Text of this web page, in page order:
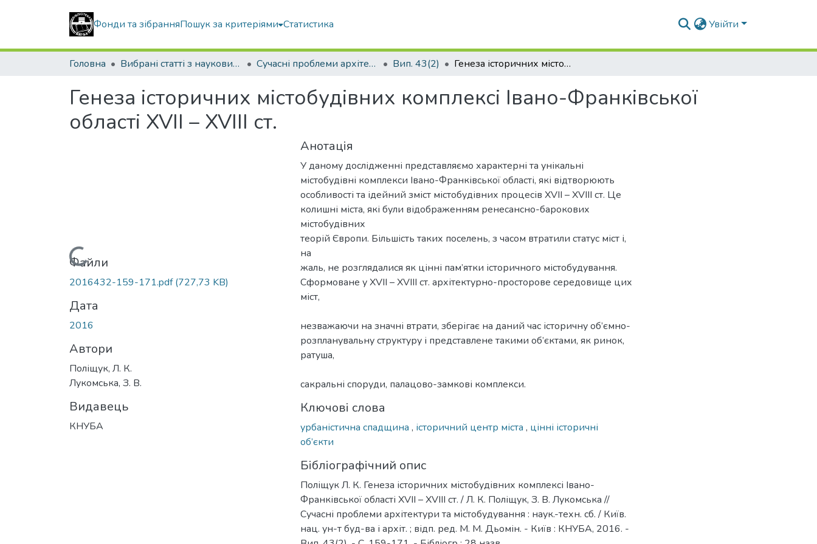
Фонди та зібранняПошук за критеріями Статистика Увійти
Головна Вибрані статті з наукових збірників КНУБА Сучасні проблеми архітектури та містобудування Вип. 43(2) Генеза історичних містобудівних комплексі Івано-Франківської області XVІІ – XVIII ст.
Генеза історичних містобудівних комплексі Івано-Франківської
області XVІІ – XVIII ст.
Вантажиться...
Файли
2016432-159-171.pdf(727,73 KB)
Дата
2016
Автори
Поліщук, Л. К.
Лукомська, З. В.
Видавець
КНУБА
Анотація
У даному дослідженні представляємо характерні та унікальні
містобудівні комплекси Івано-Франківської області, які відтворюють
особливості та ідейний зміст містобудівних процесів XVII – XVIII ст. Це
колишні міста, які були відображенням ренесансно-барокових
містобудівних
теорій Європи. Більшість таких поселень, з часом втратили статус міст і,
на
жаль, не розглядалися як цінні пам’ятки історичного містобудування.
Сформоване у XVII – XVIII ст. архітектурно-просторове середовище цих
міст,
незважаючи на значні втрати, зберігає на даний час історичну об’ємно-
розпланувальну структуру і представлене такими об’єктами, як ринок,
ратуша,
сакральні споруди, палацово-замкові комплекси.
Ключові слова
урбаністична спадщина , історичний центр міста , цінні історичні
об’єкти
Бібліографічний опис
Поліщук Л. К. Генеза історичних містобудівних комплексі Івано-
Франківської області XVІІ – XVIII ст. / Л. К. Поліщук, З. В. Лукомська //
Сучасні проблеми архітектури та містобудування : наук.-техн. сб. / Київ.
нац. ун-т буд-ва і архіт. ; відп. ред. М. М. Дьомін. - Київ : КНУБА, 2016. -